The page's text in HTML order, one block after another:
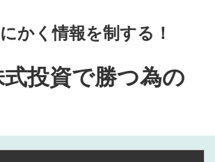
かく情報を制する！
投資で勝つ為の